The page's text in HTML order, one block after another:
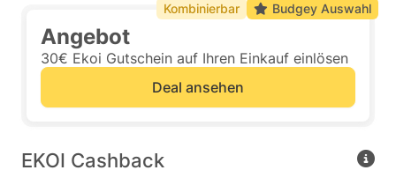
Angebot
30€ Ekoi Gutschein auf Ihren Einkauf einlösen
Deal ansehen
Kombinierbar Budgey Auswahl
EKOI Cashback